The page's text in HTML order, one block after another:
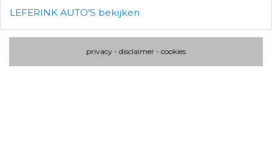
LEFERINK AUTO'S bekijken
privacy - disclaimer - cookies